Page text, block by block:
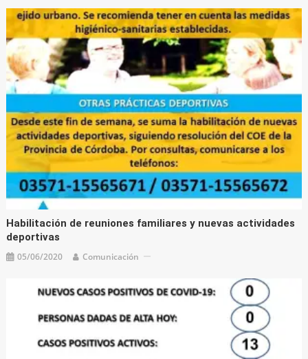
Habilitación de reuniones familiares y nuevas actividades
deportivas
05/06/2020 Comunicación